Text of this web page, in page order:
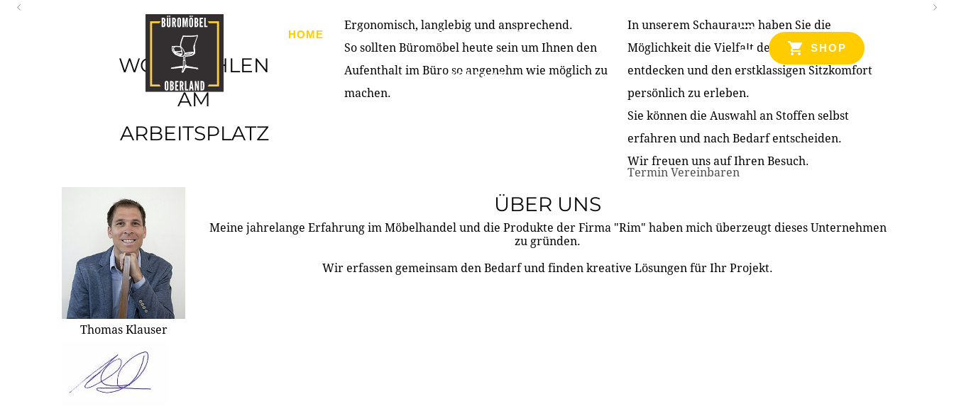
HOME PRODUKTE ÜBER UNS PARTNER & REFERENZEN
KONTAKT
SHOP
WOHLFÜHLEN
AM
ARBEITSPLATZ
Ergonomisch, langlebig und ansprechend.
So sollten Büromöbel heute sein um Ihnen den
Aufenthalt im Büro so angenehm wie möglich zu
machen.
In unserem Schauraum haben Sie die
Möglichkeit die Vielfalt der Produkte zu
entdecken und den erstklassigen Sitzkomfort
persönlich zu erleben.
Sie können die Auswahl an Stoffen selbst
erfahren und nach Bedarf entscheiden.
Wir freuen uns auf Ihren Besuch.
Termin Vereinbaren
Thomas Klauser
ÜBER UNS
Meine jahrelange Erfahrung im Möbelhandel und die Produkte der Firma "Rim" haben mich überzeugt dieses Unternehmen
zu gründen.
Wir erfassen gemeinsam den Bedarf und finden kreative Lösungen für Ihr Projekt.